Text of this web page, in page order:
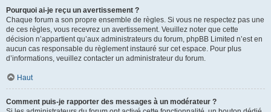
Pourquoi ai-je reçu un avertissement ?
Chaque forum a son propre ensemble de règles. Si vous ne respectez pas une
de ces règles, vous recevrez un avertissement. Veuillez noter que cette
décision n’appartient qu’aux administrateurs du forum, phpBB Limited n’est en
aucun cas responsable du règlement instauré sur cet espace. Pour plus
d’informations, veuillez contacter un administrateur du forum.
Haut
Comment puis-je rapporter des messages à un modérateur ?